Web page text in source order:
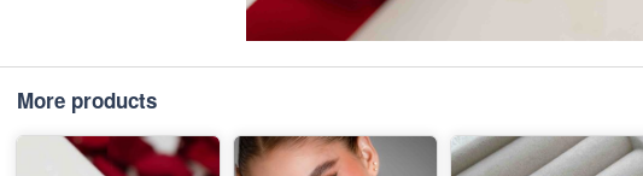
More products